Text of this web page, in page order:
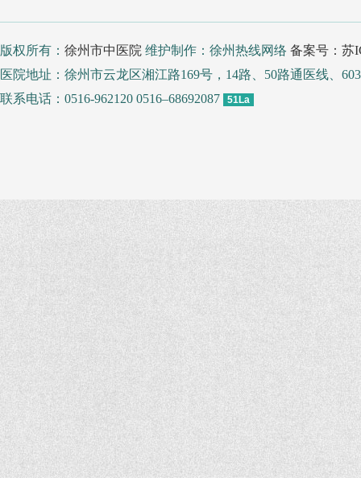
版权所有： 徐州市中医院 维护制作：徐州热线网络 备案号：苏
医院地址：徐州市云龙区湘江路169号，14路、50路通医线、
联系电话：0516-962120 0516–68692087
51La